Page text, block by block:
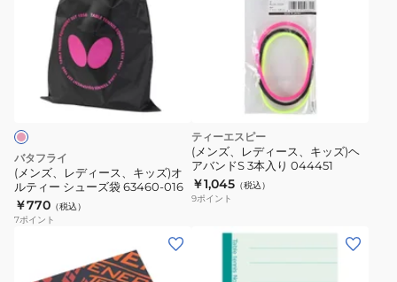
キ
ッ
ズ)
オ
ル
バタフライ
(メンズ、レディース、キッズ)オ
ルティー シューズ袋 63460-016
￥770 （税込）
7ポイント
ティーエスピー
(メンズ、レディース、キッズ)ヘ
アバンドS 3本入り 044451
￥1,045 （税込）
9ポイント